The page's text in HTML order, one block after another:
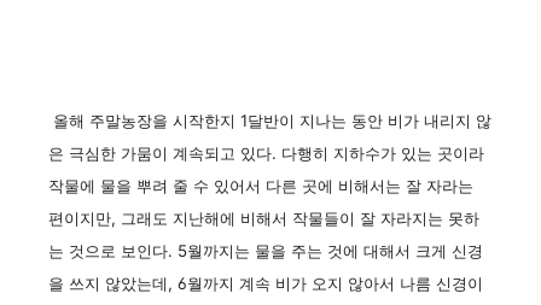
올해 주말농장을 시작한지 1달반이 지나는 동안 비가 내리지 않
은 극심한 가뭄이 계속되고 있다. 다행히 지하수가 있는 곳이라
작물에 물을 뿌려 줄 수 있어서 다른 곳에 비해서는 잘 자라는
편이지만, 그래도 지난해에 비해서 작물들이 잘 자라지는 못하
는 것으로 보인다. 5월까지는 물을 주는 것에 대해서 크게 신경
을 쓰지 않았는데, 6월까지 계속 비가 오지 않아서 나름 신경이